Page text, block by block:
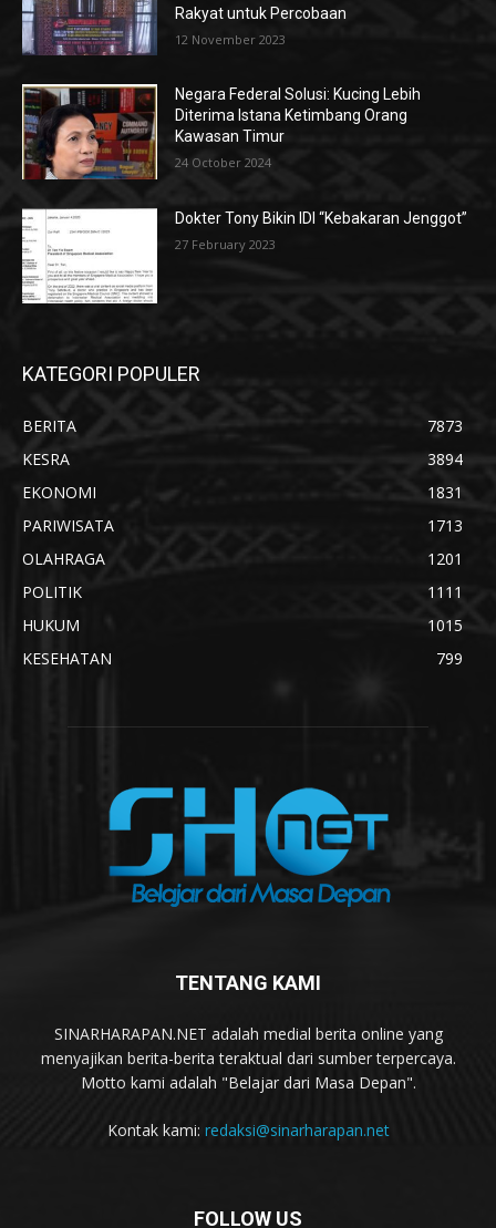
Rakyat untuk Percobaan
12 November 2023
Negara Federal Solusi: Kucing Lebih
Diterima Istana Ketimbang Orang
Kawasan Timur
24 October 2024
Dokter Tony Bikin IDI “Kebakaran Jenggot”
27 February 2023
KATEGORI POPULER
BERITA
7873
KESRA
3894
EKONOMI
1831
PARIWISATA
1713
OLAHRAGA
1201
POLITIK
1111
HUKUM
1015
KESEHATAN
799
TENTANG KAMI
SINARHARAPAN.NET adalah medial berita online yang
menyajikan berita-berita teraktual dari sumber terpercaya.
Motto kami adalah "Belajar dari Masa Depan".
Kontak kami: redaksi@sinarharapan.net
FOLLOW US